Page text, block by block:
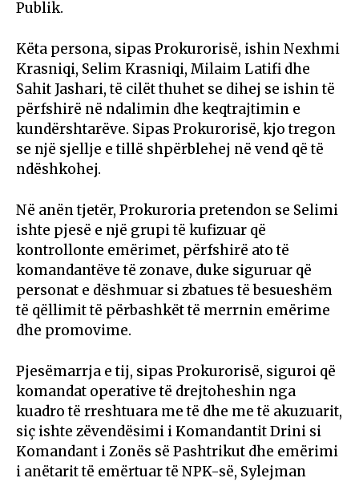
Publik.
Këta persona, sipas Prokurorisë, ishin Nexhmi
Krasniqi, Selim Krasniqi, Milaim Latifi dhe
Sahit Jashari, të cilët thuhet se dihej se ishin të
përfshirë në ndalimin dhe keqtrajtimin e
kundërshtarëve. Sipas Prokurorisë, kjo tregon
se një sjellje e tillë shpërblehej në vend që të
ndëshkohej.
Në anën tjetër, Prokuroria pretendon se Selimi
ishte pjesë e një grupi të kufizuar që
kontrollonte emërimet, përfshirë ato të
komandantëve të zonave, duke siguruar që
personat e dëshmuar si zbatues të besueshëm
të qëllimit të përbashkët të merrnin emërime
dhe promovime.
Pjesëmarrja e tij, sipas Prokurorisë, siguroi që
komandat operative të drejtoheshin nga
kuadro të rreshtuara me të dhe me të akuzuarit,
siç ishte zëvendësimi i Komandantit Drini si
Komandant i Zonës së Pashtrikut dhe emërimi
i anëtarit të emërtuar të NPK-së, Sylejman